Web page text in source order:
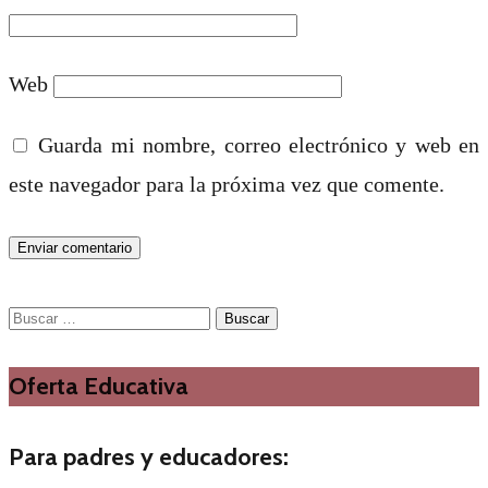
Web
Guarda mi nombre, correo electrónico y web en
este navegador para la próxima vez que comente.
Buscar:
Oferta Educativa
Para padres y educadores: